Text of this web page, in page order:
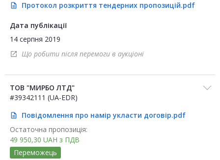
description Протокол розкриття тендерних пропозицій.pdf
Дата публікації
14 серпня 2019
open_in_new Що робити після перемоги в аукціоні
ТОВ "МИРБО ЛТД"
#39342111 (UA-EDR)
description
Повідомлення про намір укласти договір.pdf
Остаточна пропозиція:
49 950,30 UAH з ПДВ
Переможець